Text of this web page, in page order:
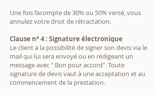
Une fois l’acompte de 30% ou 50% versé, vous
annulez votre droit de rétractation.
Clause n° 4 : Signature électronique
Le client a la possibilité de signer son devis via le
mail qui lui sera envoyé ou en rédigeant un
message avec " Bon pour accord". Toute
signature de devis vaut à une acceptation et au
commencement de la prestation.